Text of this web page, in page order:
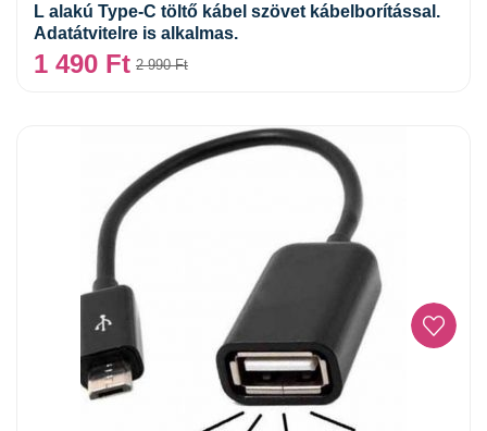
L alakú Type-C töltő kábel szövet kábelborítással.
Adatátvitelre is alkalmas.
2 990Ft
1 490 Ft